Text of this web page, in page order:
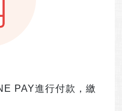
PAY進行付款，繳